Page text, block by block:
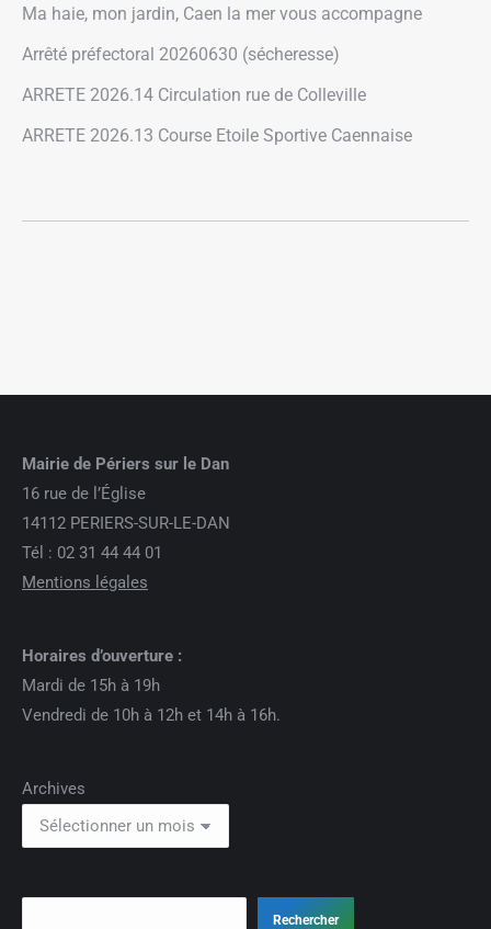
Ma haie, mon jardin, Caen la mer vous accompagne
Arrêté préfectoral 20260630 (sécheresse)
ARRETE 2026.14 Circulation rue de Colleville
ARRETE 2026.13 Course Etoile Sportive Caennaise
Mairie de Périers sur le Dan
16 rue de l’Église
14112 PERIERS-SUR-LE-DAN
Tél : 02 31 44 44 01
Mentions légales
Horaires d’ouverture :
Mardi de 15h à 19h
Vendredi de 10h à 12h et 14h à 16h.
Archives
Rechercher